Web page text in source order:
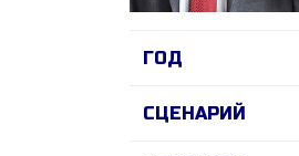
ГОД
СЦЕНАРИЙ